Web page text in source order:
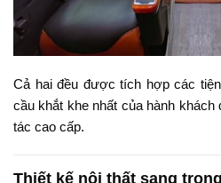
Cả hai đều được tích hợp các
cầu khắt khe nhất của hành khách
tác cao cấp.
Thiết kế nội thất sang